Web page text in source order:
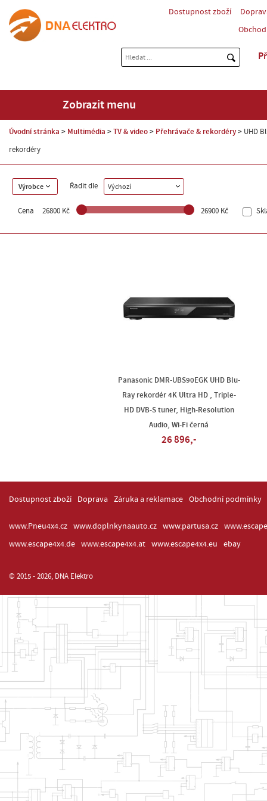
Dostupnost zboží
Zobrazit menu
Úvodní stránka Multimédia TV & video Přehrávače & rekordéry UHD
rekordéry
Výrobce Řadit dle Výchozí
Cena 26800 Kč 26900 Kč
Panasonic DMR-UBS90EGK UHD Blu-
Ray rekordér 4K Ultra HD , Triple-
HD DVB-S tuner, High-Resolution
Audio, Wi-Fi černá
26 896,-
Dostupnost zboží Doprava Záruka a reklamace Obchodní podmínky
www.Pneu4x4.cz www.doplnkynaauto.cz www.partusa.cz
www.escape4x4.de
www.escape4x4.at www.escape4x4.eu ebay
© 2015 - 2026, DNA Elektro